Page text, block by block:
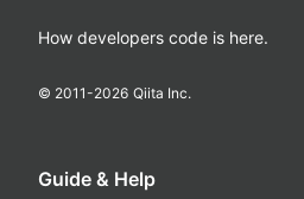
How developers code is here.
© 2011-2026 Qiita Inc.
Guide & Help